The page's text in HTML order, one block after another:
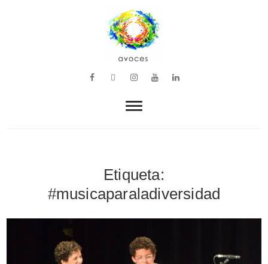
avoces
Etiqueta:
#musicaparaladiversidad